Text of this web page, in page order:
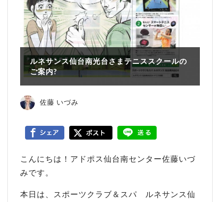
ルネサンス仙台南光台さまテニススクールの
ご案内?
佐藤 いづみ
こんにちは！アドポス仙台南センター佐藤いづ
みです。
本日は、スポーツクラブ＆スパ ルネサンス仙